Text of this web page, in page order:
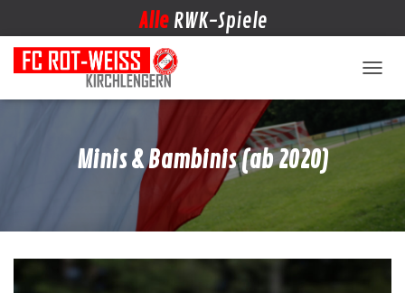
Alle RWK-Spiele
Minis & Bambinis (ab 2020)